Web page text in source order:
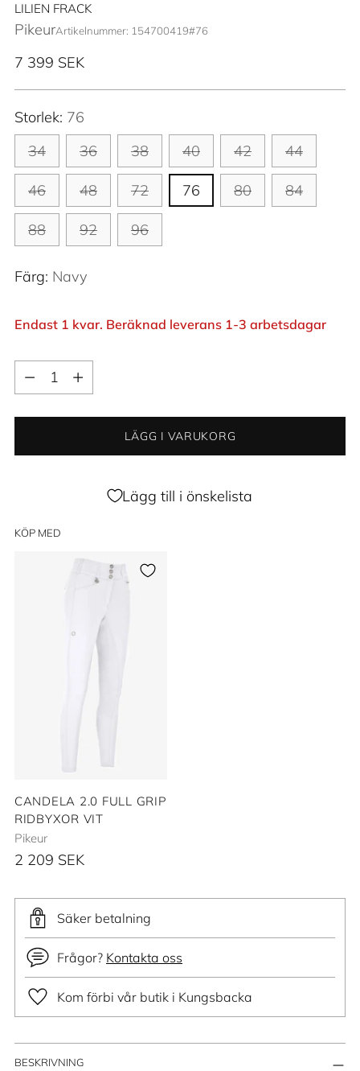
LILIEN FRACK
PikeurArtikelnummer: 154700419#76
Ordinarie
7 399 SEK
Storlek: 76
34
36 38 40 42 44
46 48 72 76 80 84
88 92 96
Färg: Navy
Endast 1 kvar. Beräknad leverans 1-3 arbetsdagar
Kvantitet
Kvantitet
LÄGG I VARUKORG
Lägg till i önskelista
KÖP MED
CANDELA 2.0 FULL GRIP
RIDBYXOR VIT
Pikeur
2 209 SEK
Säker betalning
Frågor? Kontakta oss
Kom förbi vår butik i Kungsbacka
Lägger
BESKRIVNING